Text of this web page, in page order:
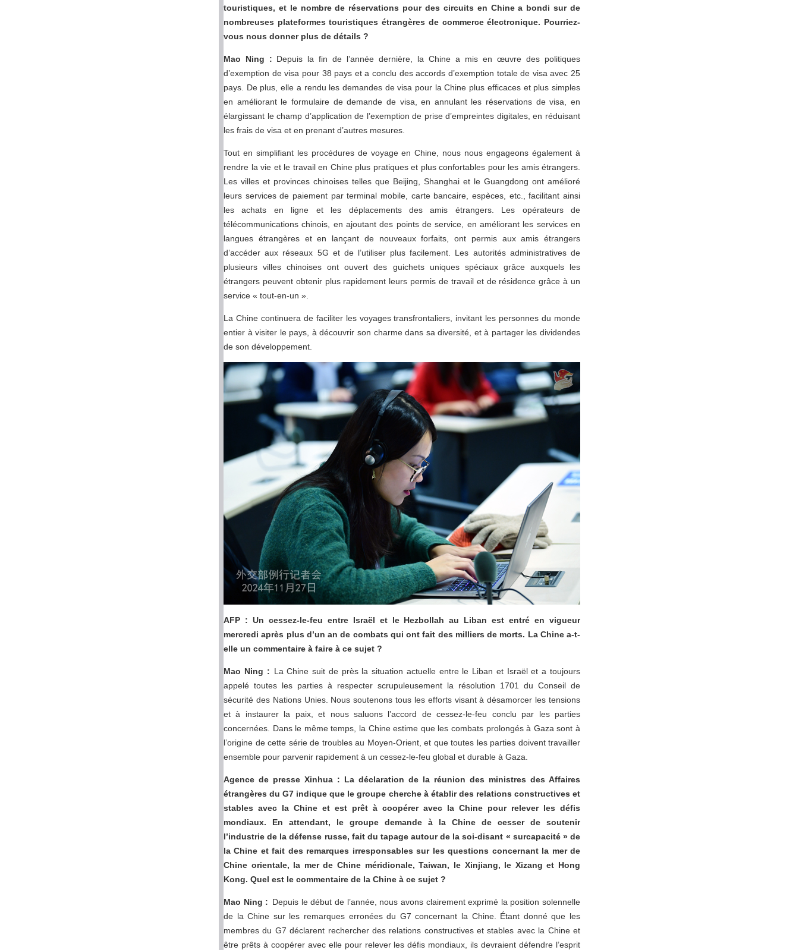
touristiques, et le nombre de réservations pour des circuits en Chine a bondi sur de
nombreuses plateformes touristiques étrangères de commerce électronique. Pourriez-
vous nous donner plus de détails ?
Mao Ning : Depuis la fin de l’année dernière, la Chine a mis en œuvre des politiques
d’exemption de visa pour 38 pays et a conclu des accords d’exemption totale de visa avec 25
pays. De plus, elle a rendu les demandes de visa pour la Chine plus efficaces et plus simples
en améliorant le formulaire de demande de visa, en annulant les réservations de visa, en
élargissant le champ d’application de l’exemption de prise d’empreintes digitales, en réduisant
les frais de visa et en prenant d’autres mesures.
Tout en simplifiant les procédures de voyage en Chine, nous nous engageons également à
rendre la vie et le travail en Chine plus pratiques et plus confortables pour les amis étrangers.
Les villes et provinces chinoises telles que Beijing, Shanghai et le Guangdong ont amélioré
leurs services de paiement par terminal mobile, carte bancaire, espèces, etc., facilitant ainsi
les achats en ligne et les déplacements des amis étrangers. Les opérateurs de
télécommunications chinois, en ajoutant des points de service, en améliorant les services en
langues étrangères et en lançant de nouveaux forfaits, ont permis aux amis étrangers
d’accéder aux réseaux 5G et de l’utiliser plus facilement. Les autorités administratives de
plusieurs villes chinoises ont ouvert des guichets uniques spéciaux grâce auxquels les
étrangers peuvent obtenir plus rapidement leurs permis de travail et de résidence grâce à un
service « tout-en-un ».
La Chine continuera de faciliter les voyages transfrontaliers, invitant les personnes du monde
entier à visiter le pays, à découvrir son charme dans sa diversité, et à partager les dividendes
de son développement.
AFP : Un cessez-le-feu entre Israël et le Hezbollah au Liban est entré en vigueur
mercredi après plus d’un an de combats qui ont fait des milliers de morts. La Chine a-t-
elle un commentaire à faire à ce sujet ?
Mao Ning : La Chine suit de près la situation actuelle entre le Liban et Israël et a toujours
appelé toutes les parties à respecter scrupuleusement la résolution 1701 du Conseil de
sécurité des Nations Unies. Nous soutenons tous les efforts visant à désamorcer les tensions
et à instaurer la paix, et nous saluons l’accord de cessez-le-feu conclu par les parties
concernées. Dans le même temps, la Chine estime que les combats prolongés à Gaza sont à
l’origine de cette série de troubles au Moyen-Orient, et que toutes les parties doivent travailler
ensemble pour parvenir rapidement à un cessez-le-feu global et durable à Gaza.
Agence de presse Xinhua : La déclaration de la réunion des ministres des Affaires
étrangères du G7 indique que le groupe cherche à établir des relations constructives et
stables avec la Chine et est prêt à coopérer avec la Chine pour relever les défis
mondiaux. En attendant, le groupe demande à la Chine de cesser de soutenir
l’industrie de la défense russe, fait du tapage autour de la soi-disant « surcapacité » de
la Chine et fait des remarques irresponsables sur les questions concernant la mer de
Chine orientale, la mer de Chine méridionale, Taiwan, le Xinjiang, le Xizang et Hong
Kong. Quel est le commentaire de la Chine à ce sujet ?
Mao Ning : Depuis le début de l’année, nous avons clairement exprimé la position solennelle
de la Chine sur les remarques erronées du G7 concernant la Chine. Étant donné que les
membres du G7 déclarent rechercher des relations constructives et stables avec la Chine et
être prêts à coopérer avec elle pour relever les défis mondiaux, ils devraient défendre l’esprit